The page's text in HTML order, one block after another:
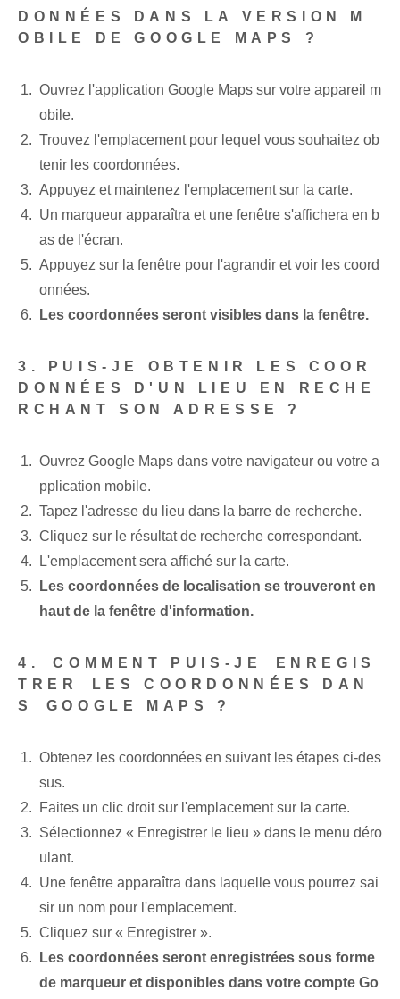
DONNÉES DANS LA VERSION M
OBILE DE GOOGLE MAPS ?
Ouvrez l'application Google Maps sur votre appareil m
obile. ‍
Trouvez l'emplacement pour lequel vous souhaitez ob
tenir les coordonnées.
Appuyez et maintenez l'emplacement sur la carte.
Un marqueur apparaîtra et une fenêtre s'affichera en b
as de l'écran.
Appuyez‌ sur la fenêtre pour l'agrandir‌ et voir les coord
onnées.
Les coordonnées seront visibles dans la fenêtre.
3. PUIS-JE OBTENIR LES COOR
DONNÉES D'UN LIEU EN RECHE
RCHANT SON ADRESSE ?
Ouvrez Google Maps dans votre navigateur ou votre a
pplication mobile.
Tapez l'adresse du lieu dans la barre de recherche.
Cliquez sur le résultat de recherche correspondant.
L'emplacement sera affiché⁤ sur la carte.
Les coordonnées de localisation se trouveront en
haut de la fenêtre d'information.
4. ⁣COMMENT PUIS-JE ⁢ENREGIS
TRER⁢ LES COORDONNÉES‌ DAN
S ⁤GOOGLE MAPS ?
Obtenez les coordonnées en suivant les étapes ci-des
sus.
Faites un clic droit sur l'emplacement sur la carte.
Sélectionnez « Enregistrer le lieu » dans le menu déro
ulant.
Une fenêtre apparaîtra dans laquelle vous pourrez sai
sir un nom pour l'emplacement.
Cliquez sur « Enregistrer ».
Les coordonnées seront enregistrées sous forme
de marqueur et disponibles dans votre compte Go